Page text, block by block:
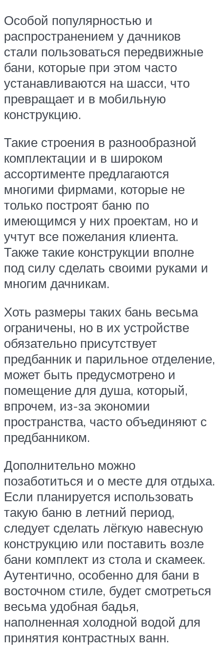
Особой популярностью и
распространением у дачников
стали пользоваться передвижные
бани, которые при этом часто
устанавливаются на шасси, что
превращает и в мобильную
конструкцию.
Такие строения в разнообразной
комплектации и в широком
ассортименте предлагаются
многими фирмами, которые не
только построят баню по
имеющимся у них проектам, но и
учтут все пожелания клиента.
Также такие конструкции вполне
под силу сделать своими руками и
многим дачникам.
Хоть размеры таких бань весьма
ограничены, но в их устройстве
обязательно присутствует
предбанник и парильное отделение,
может быть предусмотрено и
помещение для душа, который,
впрочем, из-за экономии
пространства, часто объединяют с
предбанником.
Дополнительно можно
позаботиться и о месте для отдыха.
Если планируется использовать
такую баню в летний период,
следует сделать лёгкую навесную
конструкцию или поставить возле
бани комплект из стола и скамеек.
Аутентично, особенно для бани в
восточном стиле, будет смотреться
весьма удобная бадья,
наполненная холодной водой для
принятия контрастных ванн.